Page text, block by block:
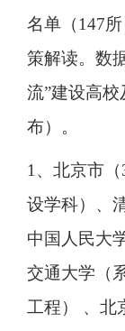
名单（147
策解读。数
流”建设高
布）。
1、北京市
设学科）、
中国人民大
交通大学（
工程） 、北